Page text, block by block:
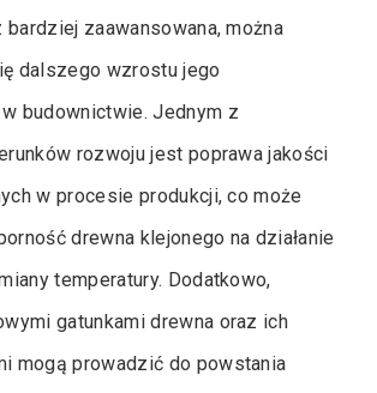
zaawansowana, można
dalszego wzrostu jego
budownictwie. Jednym z
rozwoju jest poprawa jakości
w procesie produkcji, co może
drewna klejonego na działanie
temperatury. Dodatkowo,
gatunkami drewna oraz ich
mogą prowadzić do powstania